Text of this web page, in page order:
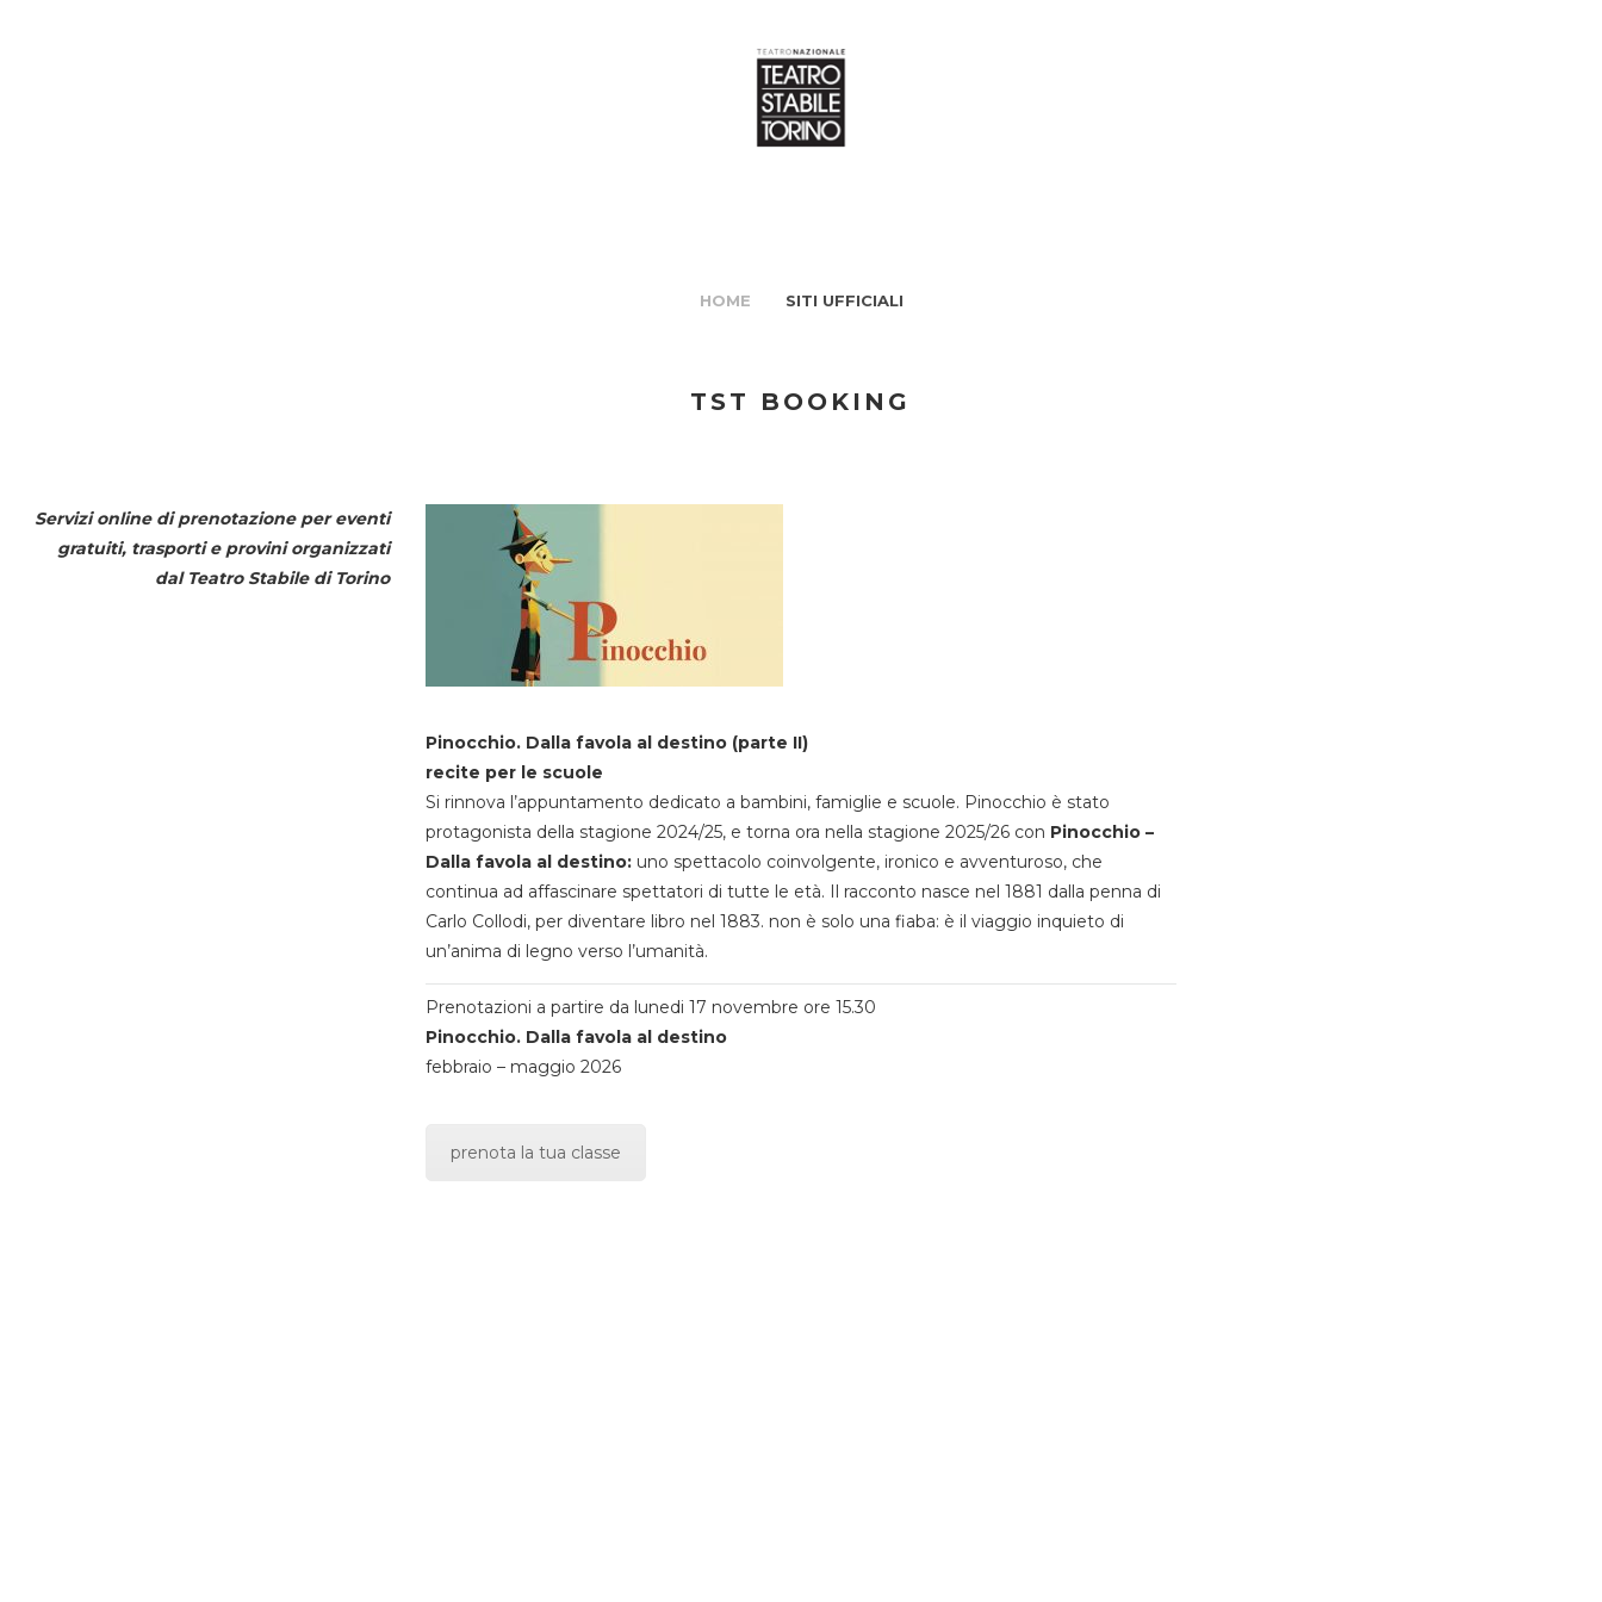
HOME SITI UFFICIALI
TST BOOKING
Servizi online di prenotazione per eventi
gratuiti, trasporti e provini organizzati
dal Teatro Stabile di Torino
Pinocchio. Dalla favola al destino (parte II)
recite per le scuole
Si rinnova l’appuntamento dedicato a bambini, famiglie e scuole. Pinocchio è stato
protagonista della stagione 2024/25, e torna ora nella stagione 2025/26 con Pinocchio –
Dalla favola al destino:uno spettacolo coinvolgente, ironico e avventuroso, che
continua ad affascinare spettatori di tutte le età. Il racconto nasce nel 1881 dalla penna di
Carlo Collodi, per diventare libro nel 1883. non è solo una fiaba: è il viaggio inquieto di
un’anima di legno verso l’umanità.
Prenotazioni a partire da lunedi 17 novembre ore 15.30
Pinocchio. Dalla favola al destino
febbraio – maggio 2026
prenota la tua classe